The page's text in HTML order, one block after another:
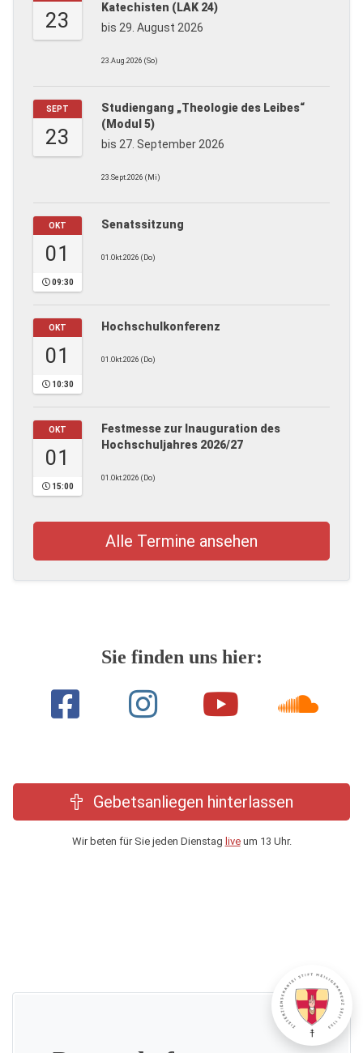
23
Katechisten (LAK 24)
bis 29. August 2026
23.Aug.2026 (So)
SEPT
23
Studiengang „Theologie des Leibes“
(Modul 5)
bis 27. September 2026
23.Sept.2026 (Mi)
OKT
01
09:30
Senatssitzung
01.Okt.2026 (Do)
OKT
01
10:30
Hochschulkonferenz
01.Okt.2026 (Do)
OKT
01
15:00
Festmesse zur Inauguration des
Hochschuljahres 2026/27
01.Okt.2026 (Do)
Alle Termine ansehen
Sie finden uns hier:
Gebetsanliegen hinterlassen
Wir beten für Sie jeden Dienstag liveum 13 Uhr.